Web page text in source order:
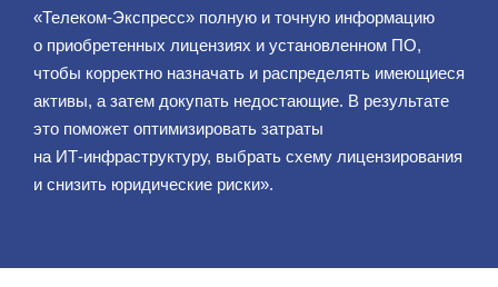
«Телеком-Экспресс» полную и точную информацию
о приобретенных лицензиях и установленном ПО,
чтобы корректно назначать и распределять имеющиеся
активы, а затем докупать недостающие. В результате
это поможет оптимизировать затраты
на ИТ‑инфраструктуру, выбрать схему лицензирования
и снизить юридические риски».